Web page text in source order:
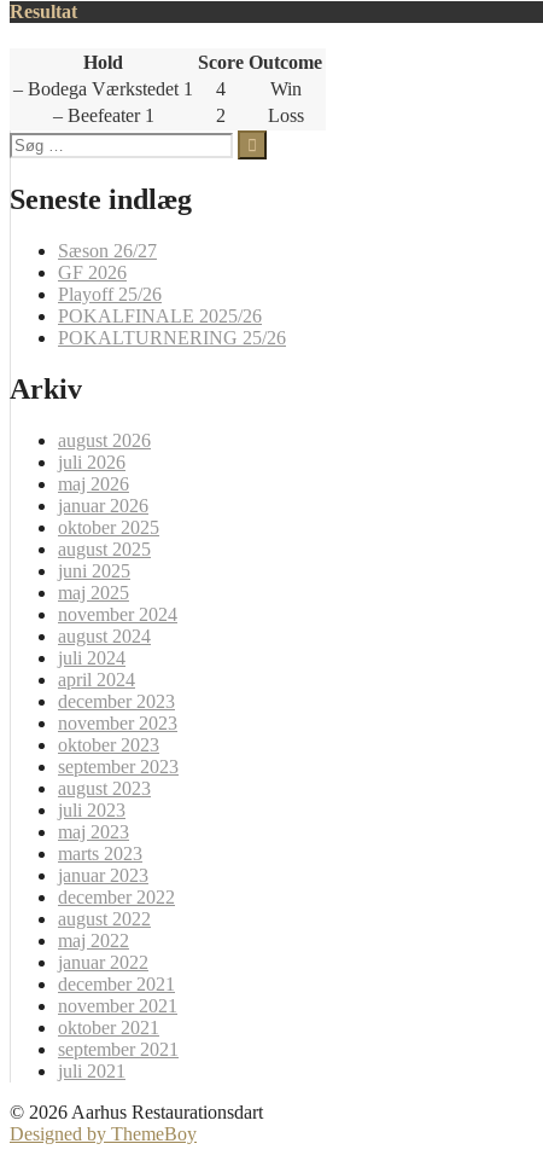
Resultat
Hold Score Outcome
– Bodega Værkstedet 1
4
Win
– Beefeater 1
2
Loss
Søg
efter:
Seneste indlæg
Sæson 26/27
GF 2026
Playoff 25/26
POKALFINALE 2025/26
POKALTURNERING 25/26
Arkiv
august 2026
juli 2026
maj 2026
januar 2026
oktober 2025
august 2025
juni 2025
maj 2025
november 2024
august 2024
juli 2024
april 2024
december 2023
november 2023
oktober 2023
september 2023
august 2023
juli 2023
maj 2023
marts 2023
januar 2023
december 2022
august 2022
maj 2022
januar 2022
december 2021
november 2021
oktober 2021
september 2021
juli 2021
© 2026 Aarhus Restaurationsdart
Designed by ThemeBoy